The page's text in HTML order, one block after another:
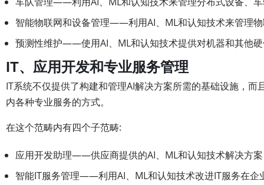
智能物联网和设备管理——利用AI、ML和认知技术来管理
预测性维护——使用AI、ML和认知技术提供对机器和其他
IT、应用开发和专业服务管理
IT系统不仅提供了构建和管理AI解决方案所需的基础设施，
内各种专业服务的方式。
在这个范畴内有四个子范畴:
应用开发助理——供应商提供的AI、ML和认知技术解决方
智能IT服务管理——利用AI、ML和认知技术改进IT服务在企